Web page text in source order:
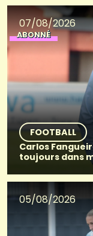
07/08/2026
ABONNÉ
FOOTBALL
Carlos
toujours dans
05/08/2026